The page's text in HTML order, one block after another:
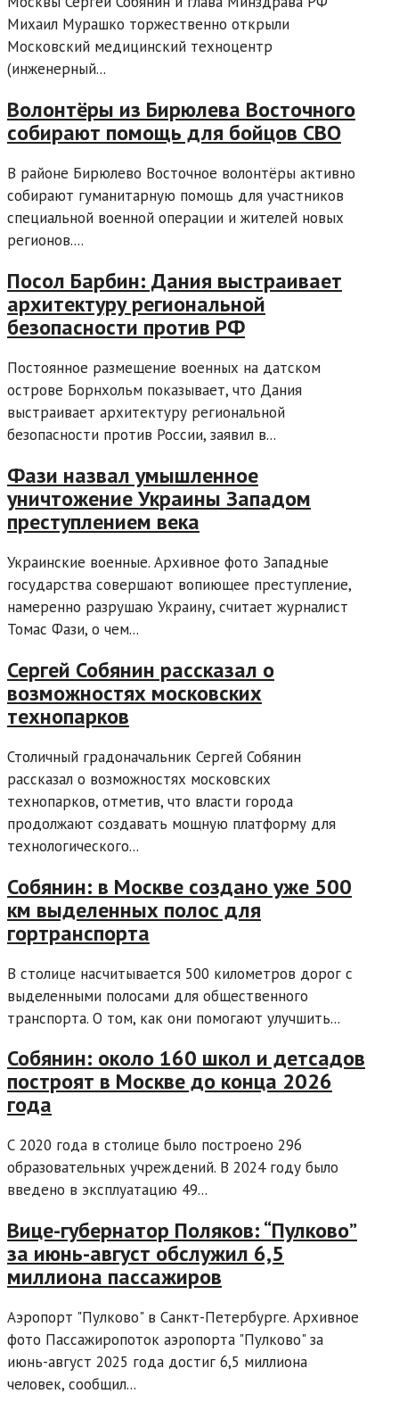
Михаил Мурашко торжественно открыли
Московский медицинский техноцентр
(инженерный...
Волонтёры из Бирюлева Восточного
собирают помощь для бойцов СВО
В районе Бирюлево Восточное волонтёры активно
собирают гуманитарную помощь для участников
специальной военной операции и жителей новых
регионов....
Посол Барбин: Дания выстраивает
архитектуру региональной
безопасности против РФ
Постоянное размещение военных на датском
острове Борнхольм показывает, что Дания
выстраивает архитектуру региональной
безопасности против России, заявил в...
Фази назвал умышленное
уничтожение Украины Западом
преступлением века
Украинские военные. Архивное фото Западные
государства совершают вопиющее преступление,
намеренно разрушаю Украину, считает журналист
Томас Фази, о чем...
Сергей Собянин рассказал о
возможностях московских
технопарков
Столичный градоначальник Сергей Собянин
рассказал о возможностях московских
технопарков, отметив, что власти города
продолжают создавать мощную платформу для
технологического...
Собянин: в Москве создано уже 500
км выделенных полос для
гортранспорта
В столице насчитывается 500 километров дорог с
выделенными полосами для общественного
транспорта. О том, как они помогают улучшить...
Собянин: около 160 школ и детсадов
построят в Москве до конца 2026
года
С 2020 года в столице было построено 296
образовательных учреждений. В 2024 году было
введено в эксплуатацию 49...
Вице-губернатор Поляков: “Пулково”
за июнь-август обслужил 6,5
миллиона пассажиров
Аэропорт "Пулково" в Санкт-Петербурге. Архивное
фото Пассажиропоток аэропорта "Пулково" за
июнь-август 2025 года достиг 6,5 миллиона
человек, сообщил...